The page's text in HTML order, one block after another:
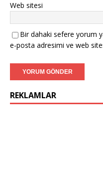
Web sitesi
Bir dahaki sefere yorum
e-posta adresimi ve web
REKLAMLAR